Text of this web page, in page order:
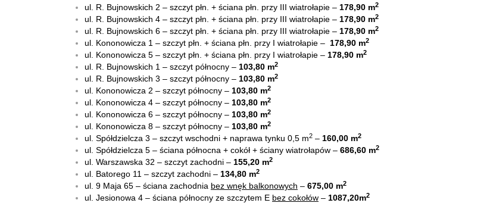
ul. R. Bujnowskich 2 – szczyt płn. + ściana płn. przy III wiatrołapie – 178,90 m2
ul. R. Bujnowskich 4 – szczyt płn. + ściana płn. przy III wiatrołapie – 178,90 m2
ul. R. Bujnowskich 6 – szczyt płn. + ściana płn. przy III wiatrołapie – 178,90 m2
ul. Kononowicza 1 – szczyt płn. + ściana płn. przy I wiatrołapie – 178,90 m2
ul. Kononowicza 5 – szczyt płn. + ściana płn. przy I wiatrołapie – 178,90 m2
ul. R. Bujnowskich 1 – szczyt północny – 103,80 m2
ul. R. Bujnowskich 3 – szczyt północny – 103,80 m2
ul. Kononowicza 2 – szczyt północny – 103,80 m2
ul. Kononowicza 4 – szczyt północny – 103,80 m2
ul. Kononowicza 6 – szczyt północny – 103,80 m2
ul. Kononowicza 8 – szczyt północny – 103,80 m2
ul. Spółdzielcza 3 – szczyt wschodni + naprawa tynku 0,5 m2 – 160,00 m2
ul. Spółdzielcza 5 – ściana północna + cokół + ściany wiatrołapów – 686,60 m2
ul. Warszawska 32 – szczyt zachodni – 155,20 m2
ul. Batorego 11 – szczyt zachodni – 134,80 m2
ul. 9 Maja 65 – ściana zachodnia bez wnęk balkonowych – 675,00 m2
ul. Jesionowa 4 – ściana północny ze szczytem E bez cokołów – 1087,20m2